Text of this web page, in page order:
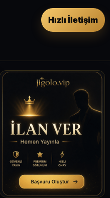
Hızlı İletişim